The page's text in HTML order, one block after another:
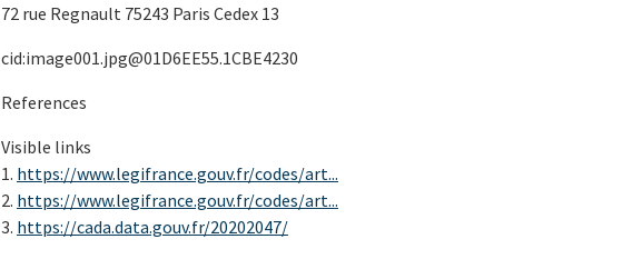
72 rue Regnault 75243 Paris Cedex 13
cid:image001.jpg@01D6EE55.1CBE4230
References
Visible links
1. https://www.legifrance.gouv.fr/codes/art...
2. https://www.legifrance.gouv.fr/codes/art...
3. https://cada.data.gouv.fr/20202047/